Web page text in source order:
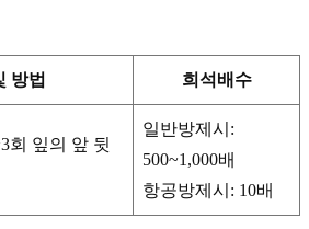
방법 희석배수
회 잎의 앞 뒷
일반방제시:
500~1,000배
항공방제시: 10배